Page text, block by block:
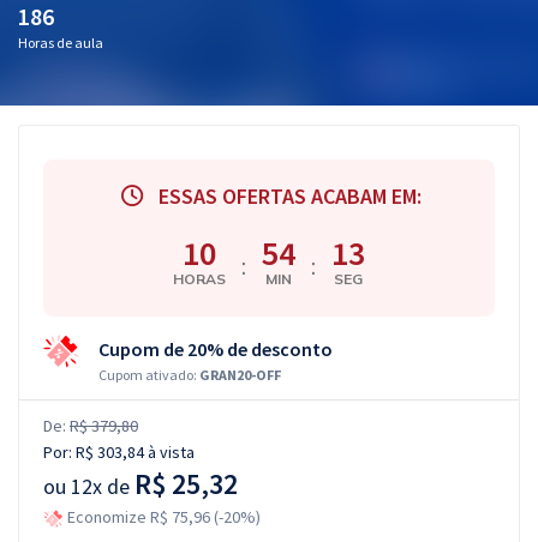
Conteúdo gratuito
Aprovados
186
Horas de aula
ESSAS OFERTAS ACABAM EM:
10
HORAS : 54
MIN : 12
SEG
Cupom de 20% de desconto
Cupom ativado: GRAN20-OFF
De: R$ 379,80
Por: R$ 303,84à vista
ou 12x de R$ 25,32
Economize R$ 75,96 (-20%)